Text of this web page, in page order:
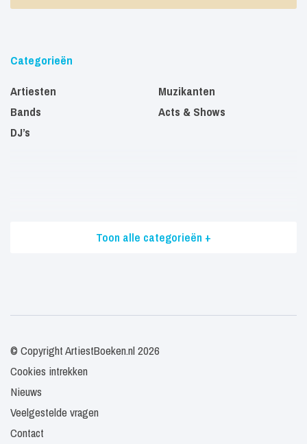
Categorieën
Artiesten
Bands
DJ’s
Muzikanten
Acts & Shows
Toon alle categorieën +
© Copyright ArtiestBoeken.nl 2026
Cookies intrekken
Nieuws
Veelgestelde vragen
Contact